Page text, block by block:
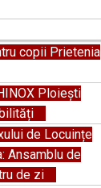
copii Prietenia
Ploiești
de Locuințe
Ansamblu de
de zi